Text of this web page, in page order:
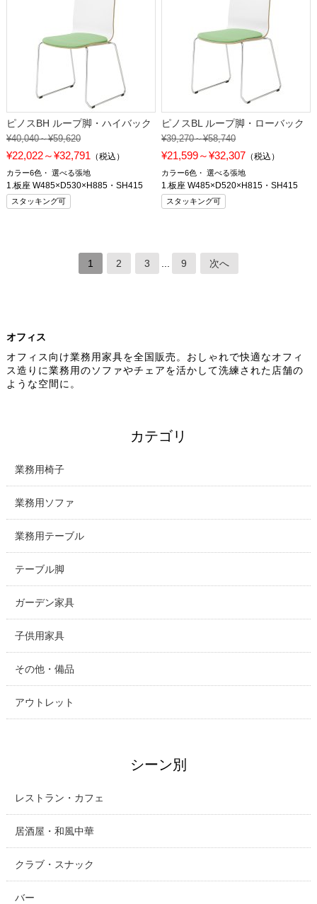
ピノスBH ループ脚・ハイバック
¥40,040～¥59,620
¥22,022～¥32,791（税込）
カラー6色 選べる張地
1.板座 W485×D530×H885・SH415
スタッキング可
ピノスBL ループ脚・ローバック
¥39,270～¥58,740
¥21,599～¥32,307 （税込）
カラー6色 選べる張地
1.板座 W485×D520×H815・SH415
スタッキング可
1 2 3 9 次へ
オフィス
オフィス向け業務用家具を全国販売。おしゃれで快適なオフィ
ス造りに業務用のソファやチェアを活かして洗練された店舗の
ような空間に。
カテゴリ
業務用椅子
業務用ソファ
業務用テーブル
テーブル脚
ガーデン家具
子供用家具
その他・備品
アウトレット
シーン別
レストラン・カフェ
居酒屋・和風中華
クラブ・スナック
バー